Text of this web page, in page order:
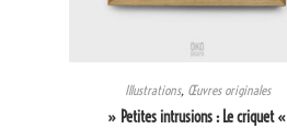
Illustrations, Œuvres originales
» Petites intrusions : Le criquet «